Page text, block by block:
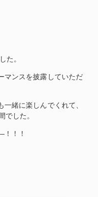
た。
マンスを披露していただ
緒に楽しんでくれて、
でした。
！！